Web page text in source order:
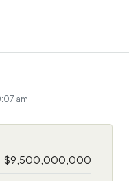
am
$9,500,000,000